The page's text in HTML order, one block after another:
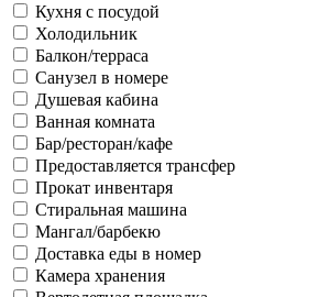
Кухня с посудой
Холодильник
Балкон/терраса
Санузел в номере
Душевая кабина
Ванная комната
Бар/ресторан/кафе
Предоставляется трансфер
Прокат инвентаря
Стиральная машина
Мангал/барбекю
Доставка еды в номер
Камера хранения